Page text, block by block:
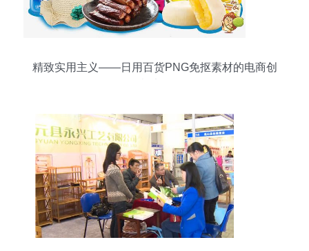
精致实用主义——日用百货PNG免抠素材的电商创